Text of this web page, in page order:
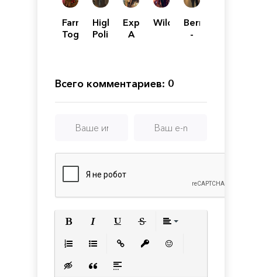
Farm
Together
Highway
Police
Expeditions:
A
WildmenderBermuda
-
Всего комментариев: 0